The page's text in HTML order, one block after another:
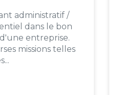
administratif /
dans le bon
entreprise.
missions telles